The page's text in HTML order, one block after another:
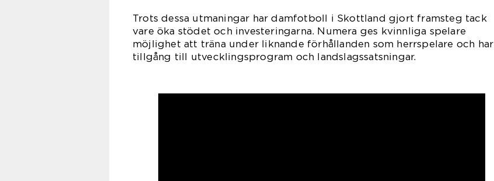
Trots dessa utmaningar har damfotboll i Skottland gjort framsteg tack
vare öka stödet och investeringarna. Numera ges kvinnliga spelare
möjlighet att träna under liknande förhållanden som herrspelare och har
tillgång till utvecklingsprogram och landslagssatsningar.